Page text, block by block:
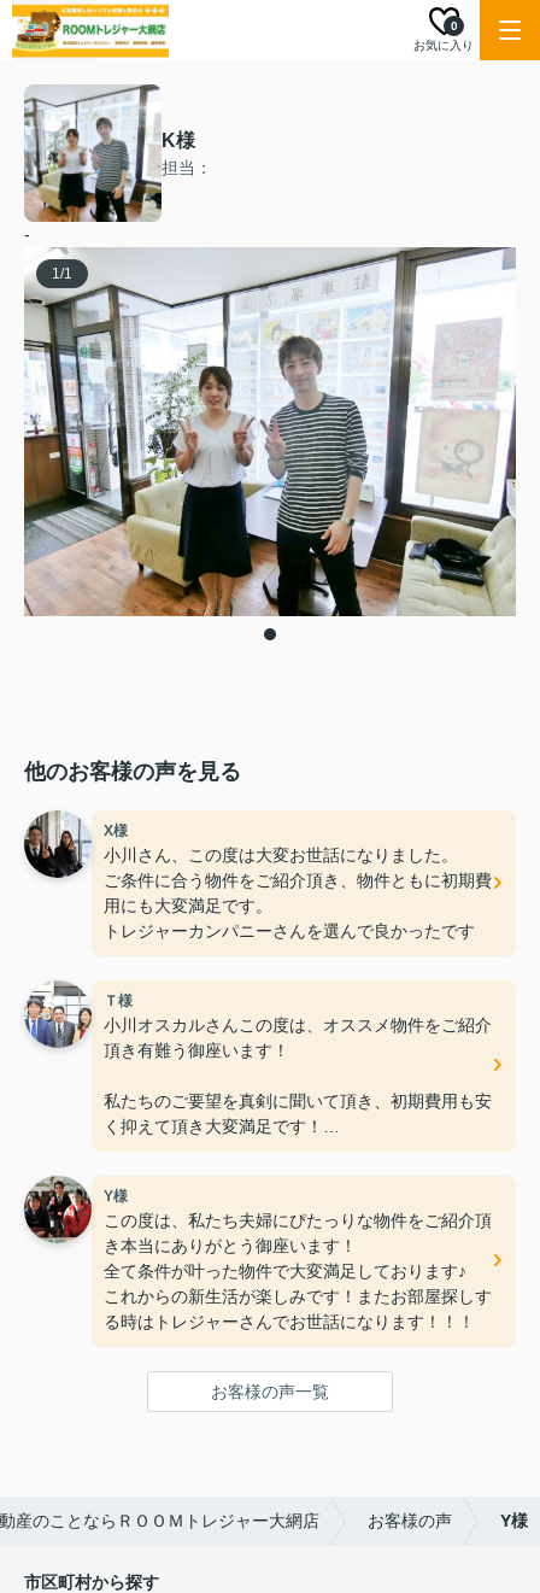
お気に入り
0
K様
担当：
-
1/1
他のお客様の声を見る
X様
小川さん、この度は大変お世話になりました。
ご条件に合う物件をご紹介頂き、物件ともに初期費
用にも大変満足です。
トレジャーカンパニーさんを選んで良かったです
Ｔ様
小川オスカルさんこの度は、オススメ物件をご紹介
頂き有難う御座います！
私たちのご要望を真剣に聞いて頂き、初期費用も安
く抑えて頂き大変満足です！
何社か不動産会社に行きましたが、ＲＯＯＭトレジ
ャー大網店さんの親切丁寧な接客
が一番良く、こんなに早く素敵なお部屋に巡り合え
ると思いませんでした。（笑）
これからもお仕事頑張って下さい！！
Y様
この度は、私たち夫婦にぴたっりな物件をご紹介頂
き本当にありがとう御座います！
全て条件が叶った物件で大変満足しております♪
これからの新生活が楽しみです！またお部屋探しす
る時はトレジャーさんでお世話になります！！！
お客様の声一覧
産のことならＲＯＯＭトレジャー大網店 お客様の声 Y様
市区町村から探す